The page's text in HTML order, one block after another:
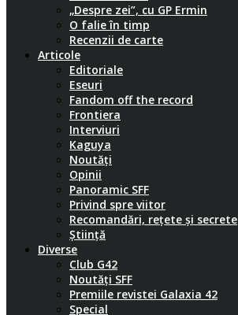
„Despre zei”, cu GP Ermin
O falie în timp
Recenzii de carte
Articole
Editoriale
Eseuri
Fandom off the record
Frontiera
Interviuri
Kaguya
Noutăți
Opinii
Panoramic SFF
Privind spre viitor
Recomandări, rețete și secrete
Știință
Diverse
Club G42
Noutăți SFF
Premiile revistei Galaxia 42
Special